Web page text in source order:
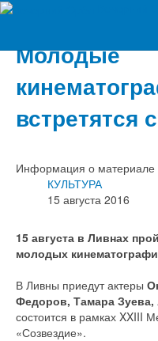
Молодые
встретятся
Информация о материале
КУЛЬТУРА
15 августа 2016
15 августа в Ливнах
молодых
В Ливны приедут актеры
Федоров, Тамара
состоится в рамках XXIII
«Созвездие».